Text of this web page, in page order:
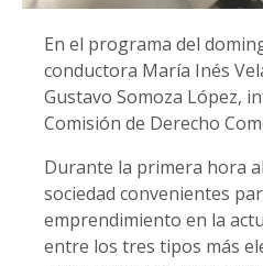
En el programa del
conductora María Inés
Gustavo Somoza López,
Comisión de Derecho
Durante la primera hora
sociedad convenientes
emprendimiento en la
entre los tres tipos más